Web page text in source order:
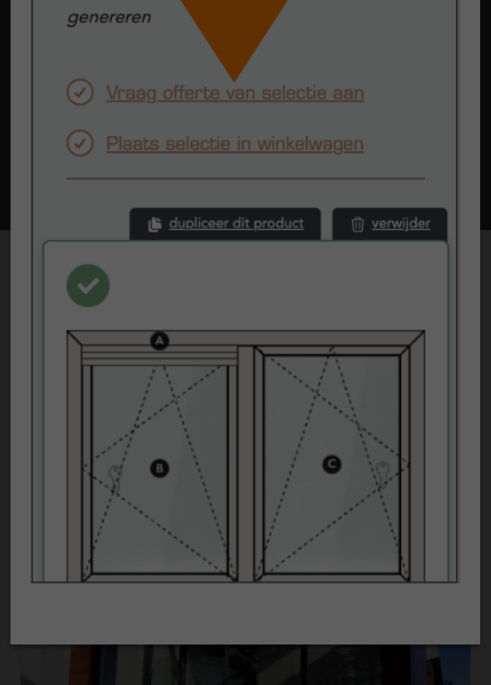
Bij kozijnen en raamwerken noemen we de onderkant van het
kunststof kozijn dat aan de grond grenst 'de onderdorpel'. Bij
Kunststofkozijn.nl kun je kiezen uit 2 typen onderdorpels:
doorlopend kader of composiet. Lees meer
Beoordelingen
Klantenvertellen